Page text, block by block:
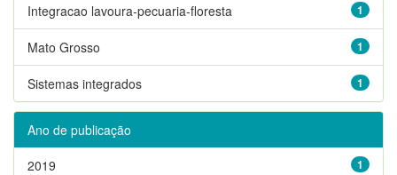
1
Integracao lavoura-pecuaria-floresta
1
Mato Grosso
1
Sistemas integrados
Ano de publicação
1
2019